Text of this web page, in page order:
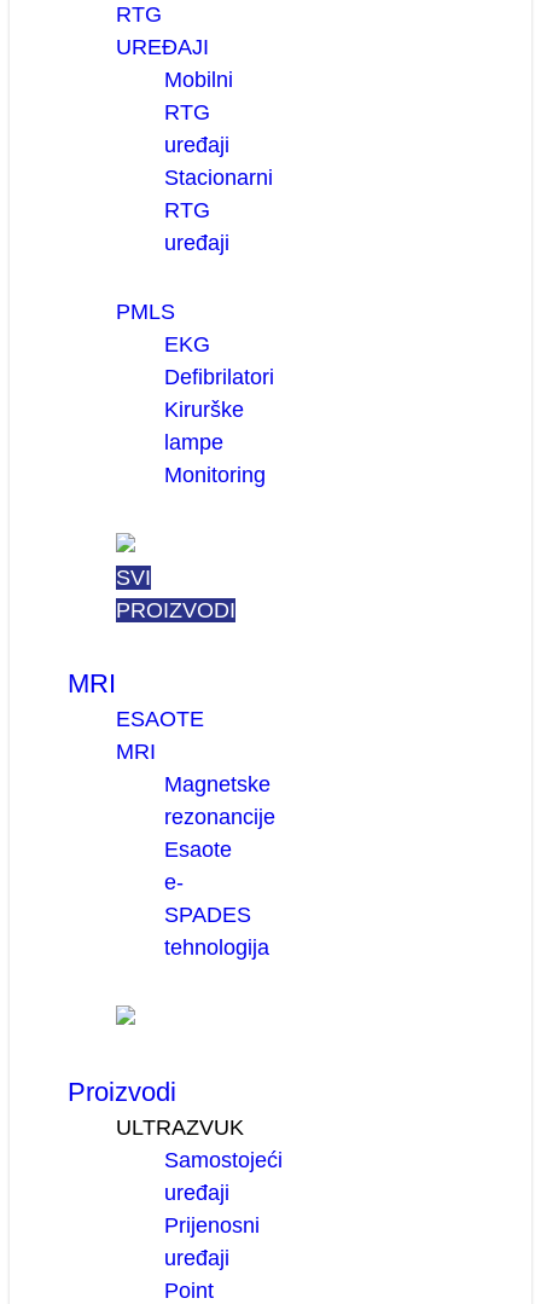
RTG
UREĐAJI
Mobilni
RTG
uređaji
Stacionarni
RTG
uređaji
PMLS
EKG
Defibrilatori
Kirurške
lampe
Monitoring
SVI
PROIZVODI
MRI
ESAOTE
MRI
Magnetske
rezonancije
Esaote
e-
SPADES
tehnologija
Proizvodi
ULTRAZVUK
Samostojeći
uređaji
Prijenosni
uređaji
Point